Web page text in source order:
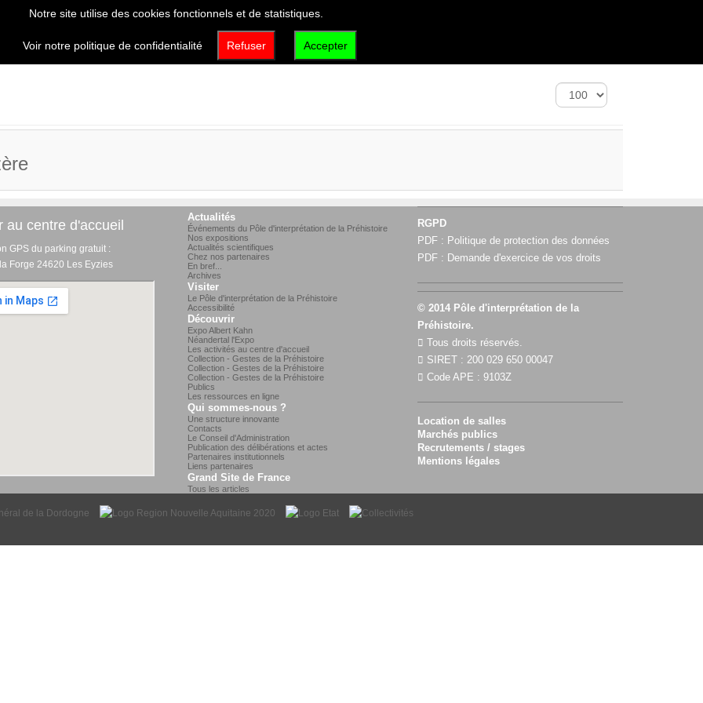
VISITER DÉCOUVRIR QUI SOMMES-NOUS ?
Affichage
#
au centre d'accueil
GPS du parking gratuit :
Forge 24620 Les Eyzies
Actualités
Événements du Pôle d'interprétation de la Préhistoire
Nos expositions
Actualités scientifiques
Chez nos partenaires
En bref...
Archives
Visiter
Le Pôle d'interprétation de la Préhistoire
Accessibilité
Découvrir
Expo Albert Kahn
Néandertal l'Expo
Les activités au centre d'accueil
Collection - Gestes de la Préhistoire
Collection - Gestes de la Préhistoire
Collection - Gestes de la Préhistoire
Publics
Les ressources en ligne
Qui sommes-nous ?
Une structure innovante
Contacts
Le Conseil d'Administration
Publication des délibérations et actes
Partenaires institutionnels
Liens partenaires
Grand Site de France
Tous les articles
RGPD
PDF : Politique de protection des données
PDF : Demande d'exercice de vos droits
© 2014 Pôle d'interprétation de la
Préhistoire.
Tous droits réservés.
SIRET : 200 029 650 00047
Code APE : 9103Z
Location de salles
Marchés publics
Recrutements / stages
Mentions légales
Notre site utilise des cookies fonctionnels et de statistiques.
Voir notre politique de confidentialité Refuser Accepter